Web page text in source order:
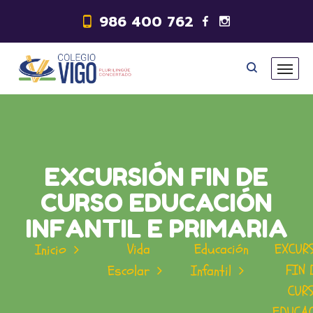
986 400 762
EXCURSIÓN FIN DE
CURSO EDUCACIÓN
INFANTIL E PRIMARIA
Inicio
Vida
Escolar
Educación
Infantil
FIN